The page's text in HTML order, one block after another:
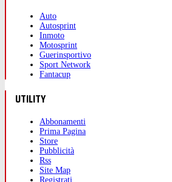
Auto
Autosprint
Inmoto
Motosprint
Guerinsportivo
Sport Network
Fantacup
UTILITY
Abbonamenti
Prima Pagina
Store
Pubblicità
Rss
Site Map
Registrati